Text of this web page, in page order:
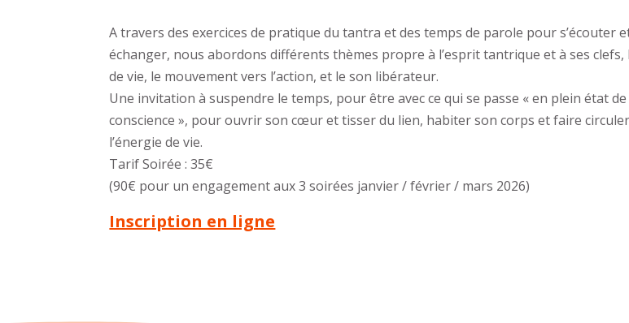
A travers des exercices de pratique du tantra et des temps de parole pour s’écouter
échanger, nous abordons différents thèmes propre à l’esprit tantrique et à ses clefs,
de vie, le mouvement vers l’action, et le son libérateur.
Une invitation à suspendre le temps, pour être avec ce qui se passe « en plein état de
conscience », pour ouvrir son cœur et tisser du lien, habiter son corps et faire circuler
l’énergie de vie.
Tarif Soirée : 35€
(90€ pour un engagement aux 3 soirées janvier / février / mars 2026)
Inscription en ligne